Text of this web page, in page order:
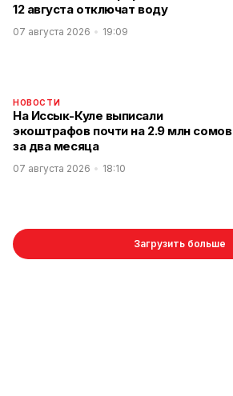
12 августа отключат воду
07 августа 2026 19:09
НОВОСТИ
На Иссык-Куле выписали
экоштрафов почти на 2.9 млн сомов
за два месяца
07 августа 2026 18:10
Загрузить больше